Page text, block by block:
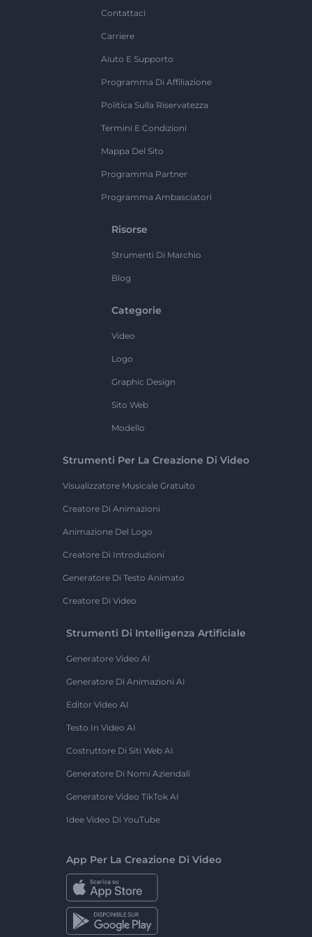
Contattaci
Carriere
Aiuto E Supporto
Programma Di Affiliazione
Politica Sulla Riservatezza
Termini E Condizioni
Mappa Del Sito
Programma Partner
Programma Ambasciatori
Risorse
Strumenti Di Marchio
Blog
Categorie
Video
Logo
Graphic Design
Sito Web
Modello
Strumenti Per La Creazione Di Video
Visualizzatore Musicale Gratuito
Creatore Di Animazioni
Animazione Del Logo
Creatore Di Introduzioni
Generatore Di Testo Animato
Creatore Di Video
Strumenti Di Intelligenza Artificiale
Generatore Video AI
Generatore Di Animazioni AI
Editor Video AI
Testo In Video AI
Costruttore Di Siti Web AI
Generatore Di Nomi Aziendali
Generatore Video TikTok AI
Idee Video Di YouTube
App Per La Creazione Di Video